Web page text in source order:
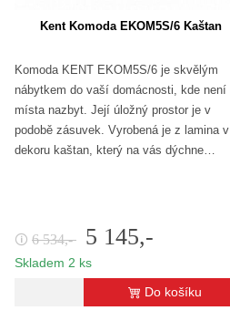
Kent Komoda EKOM5S/6 Kaštan
Komoda KENT EKOM5S/6 je skvělým
nábytkem do vaší domácnosti, kde není
místa nazbyt. Její úložný prostor je v
podobě zásuvek. Vyrobená je z lamina v
dekoru kaštan, který na vás dýchne…
🛈 6 534,- 5 145,-
Skladem 2 ks
Do košíku